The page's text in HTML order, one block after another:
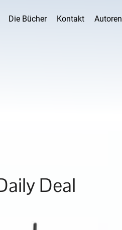
Die Bücher Kontakt Autoren
Deal